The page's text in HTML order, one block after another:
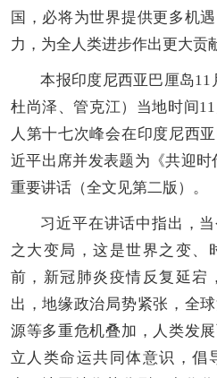
国，必将为世界提供更多机
力，为全人类进步作出更大贡
本报印度尼西亚巴厘岛11
杜尚泽、管克江）当地时间
人第十七次峰会在印度尼西
近平出席并发表题为《共迎
重要讲话（全文见第二版）。
习近平在讲话中指出，
之大变局，这是世界之变、
前，新冠肺炎疫情反复延宕
出，地缘政治局势紧张，全
源等多重危机叠加，人类发
立人类命运共同体意识，倡